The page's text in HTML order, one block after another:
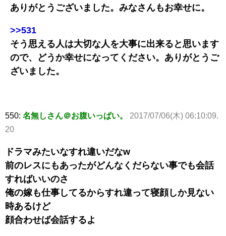
ありがとうございました。みなさんもお幸せに。
>>531
そう思える人は大切な人を大事に出来ると思います
ので、どうか幸せになってください。ありがとうご
ざいました。
550: 名無しさん＠お腹いっぱい。
2017/07/06(木) 06:10:09.
20
ドラマみたいなすれ違いだなw
前のレスにもあったがどんなくだらない事でも会話
すればいいのさ
俺の嫁も仕事してるからすれ違って寝顔しか見ない
時あるけど
顔合わせば会話するよ